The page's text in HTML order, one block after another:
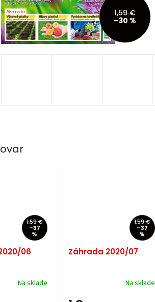
1,59 €
–30 %
1,59 €
–37
%
06
Na sklade
1,59 €
–37
%
Záhrada 2020/07
Na sklade